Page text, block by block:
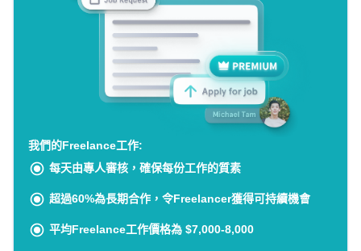
我們的Freelance工作:
每天由專人審核，確保每份工作的質素
超過60%為長期合作，令Freelancer獲得可持續機會
平均Freelance工作價格為 $7,000-8,000